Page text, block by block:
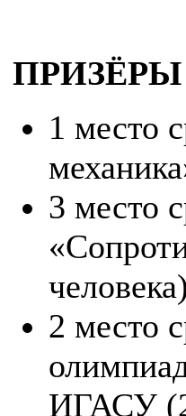
1 место
3 место
2 место
ИГАСУ